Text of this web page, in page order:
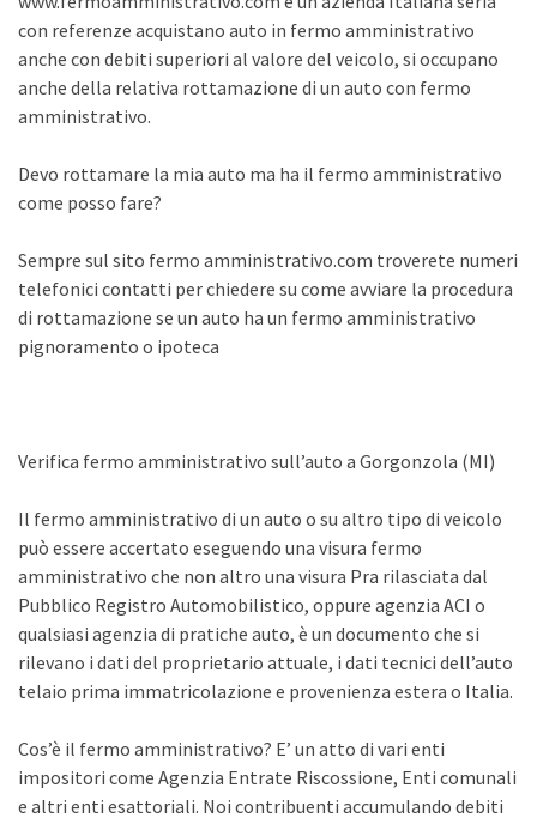
con referenze acquistano auto in fermo amministrativo
anche con debiti superiori al valore del veicolo, si occupano
anche della relativa rottamazione di un auto con fermo
amministrativo.
Devo rottamare la mia auto ma ha il fermo amministrativo
come posso fare?
Sempre sul sito fermo amministrativo.com troverete numeri
telefonici contatti per chiedere su come avviare la procedura
di rottamazione se un auto ha un fermo amministrativo
pignoramento o ipoteca
Verifica fermo amministrativo sull’auto a Gorgonzola (MI)
Il fermo amministrativo di un auto o su altro tipo di veicolo
può essere accertato eseguendo una visura fermo
amministrativo che non altro una visura Pra rilasciata dal
Pubblico Registro Automobilistico, oppure agenzia ACI o
qualsiasi agenzia di pratiche auto, è un documento che si
rilevano i dati del proprietario attuale, i dati tecnici dell’auto
telaio prima immatricolazione e provenienza estera o Italia.
Cos’è il fermo amministrativo? E’ un atto di vari enti
impositori come Agenzia Entrate Riscossione, Enti comunali
e altri enti esattoriali. Noi contribuenti accumulando debiti